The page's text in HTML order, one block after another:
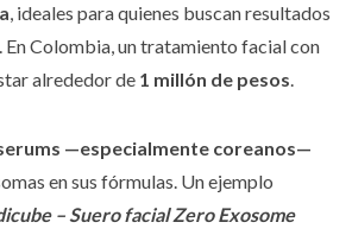
, ideales para quienes buscan resultados
En Colombia, un tratamiento facial con
alrededor de 1 millón de pesos.
—especialmente coreanos—
en sus fórmulas. Un ejemplo
– Suero facial Zero Exosome